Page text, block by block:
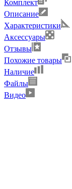
Комплект
Описание
Характеристики
Аксессуары
Отзывы
Похожие товары
Наличие
Файлы
Видео